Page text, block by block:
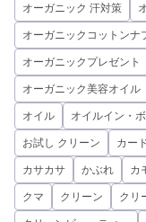
オーガニック 汗対策
オーガニックコットンナ
オーガニックプレゼント
オーガニック美容オイル
オイル オイルイン・
お試し クリーン カー
カサカサ かぶれ カ
クマ クリーン クリ